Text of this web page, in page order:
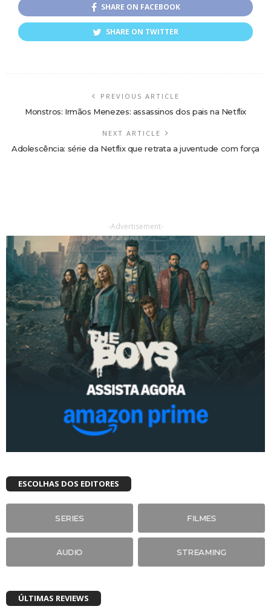
SHARE ON FACEBOOK
SHARE ON TWITTER
PREVIOUS ARTICLE
Monstros: Irmãos Menezes: assassinos dos pais na Netflix
NEXT ARTICLE
Adolescência: série da Netflix que retrata a juventude com força
-Advertisement-
ESCOLHAS DOS EDITORES
SERIES FILMES
AUDIO STREAMING
ÚLTIMAS REVIEWS